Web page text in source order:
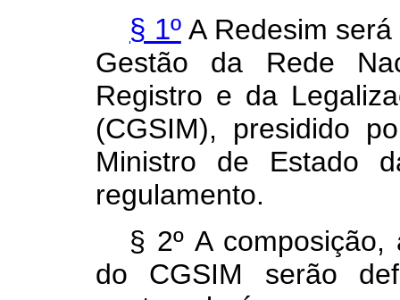
§ 1ºA Redesim
Gestão da Rede
Registro e da
(CGSIM), presidido
Ministro de Estado
regulamento.
§ 2º A
do CGSIM serão